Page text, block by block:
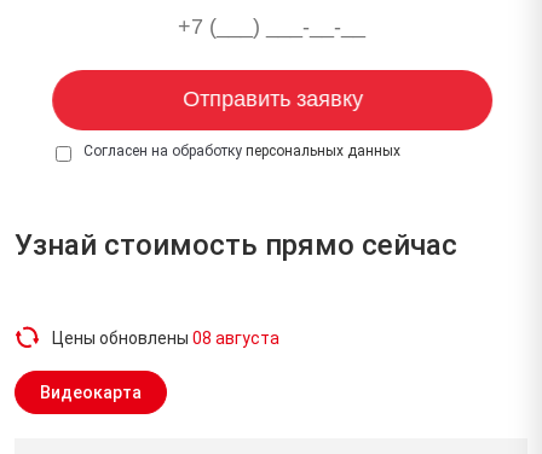
Согласен на обработку персональных данных
Узнай стоимость прямо сейчас
Цены обновлены 08 августа
Видеокарта